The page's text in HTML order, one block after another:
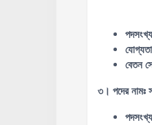
বেতন
৩। পদের নামঃ